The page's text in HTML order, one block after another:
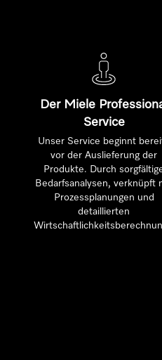
Der Miele
Service
Unser Service beginnt
vor der Auslieferung der
Produkte. Durch
Bedarfsanalysen, verknüpft
Prozessplanungen und
detaillierten